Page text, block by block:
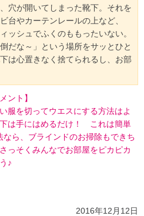
穴が開いてしまった靴下。それを
台やカーテンレールの上など、
ッシュでふくのももったいない。
だな～」という場所をサッとひと
は心置きなく捨てられるし、お部
ント】
服を切ってウエスにする方法はよ
は手にはめるだけ！ これは簡単
ら、ブラインドのお掃除もできち
っそくみんなでお部屋をピカピカ
♪
2016年12月12日